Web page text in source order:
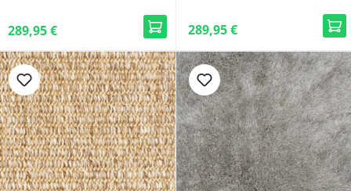
289,95 € 289,95 €